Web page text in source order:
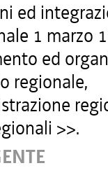
ed
1 marzo
ed
regionale,
>>.